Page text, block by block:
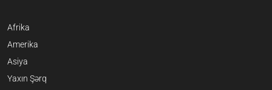
Afrika
Amerika
Asiya
Yaxın Şərq